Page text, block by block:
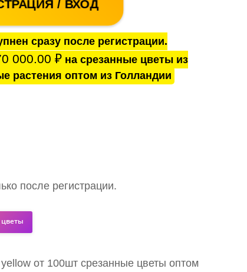
/ ВХОД
сразу после регистрации.
000.00 ₽на срезанные цветы из
растения оптом из Голландии
после регистрации.
цветы
от 100шт срезанные цветы оптом